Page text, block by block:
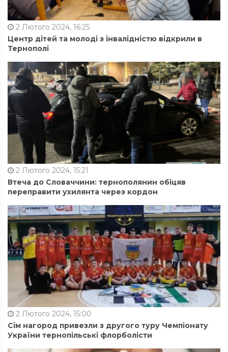
2 Лютого 2024, 16:25
Центр дітей та молоді з інвалідністю відкрили в
Тернополі
2 Лютого 2024, 15:21
Втеча до Словаччини: тернополянин обіцяв
переправити ухилянта через кордон
2 Лютого 2024, 15:00
Сім нагород привезли з другого туру Чемпіонату
України тернопільські флорболісти